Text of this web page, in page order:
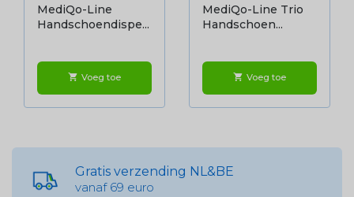
MediQo-Line
Handschoendispe...
shopping_cart Voeg toe
MediQo-Line Trio
Handschoen...
shopping_cart Voeg toe
Gratis verzending NL&BE
vanaf 69 euro